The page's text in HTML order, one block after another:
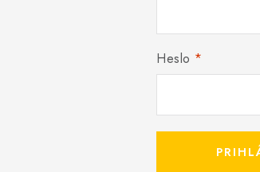
Heslo